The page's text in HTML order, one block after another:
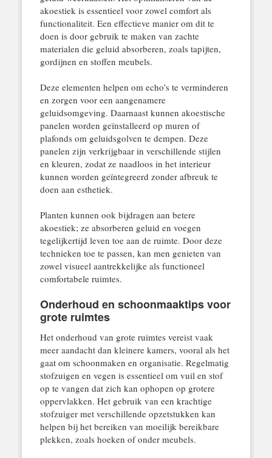
akoestiek is essentieel voor zowel comfort als
functionaliteit. Een effectieve manier om dit te
doen is door gebruik te maken van zachte
materialen die geluid absorberen, zoals tapijten,
gordijnen en stoffen meubels.
Deze elementen helpen om echo’s te verminderen
en zorgen voor een aangenamere
geluidsomgeving. Daarnaast kunnen akoestische
panelen worden geïnstalleerd op muren of
plafonds om geluidsgolven te dempen. Deze
panelen zijn verkrijgbaar in verschillende stijlen
en kleuren, zodat ze naadloos in het interieur
kunnen worden geïntegreerd zonder afbreuk te
doen aan esthetiek.
Planten kunnen ook bijdragen aan betere
akoestiek; ze absorberen geluid en voegen
tegelijkertijd leven toe aan de ruimte. Door deze
technieken toe te passen, kan men genieten van
zowel visueel aantrekkelijke als functioneel
comfortabele ruimtes.
Onderhoud en schoonmaaktips voor
grote ruimtes
Het onderhoud van grote ruimtes vereist vaak
meer aandacht dan kleinere kamers, vooral als het
gaat om schoonmaken en organisatie. Regelmatig
stofzuigen en vegen is essentieel om vuil en stof
op te vangen dat zich kan ophopen op grotere
oppervlakken. Het gebruik van een krachtige
stofzuiger met verschillende opzetstukken kan
helpen bij het bereiken van moeilijk bereikbare
plekken, zoals hoeken of onder meubels.